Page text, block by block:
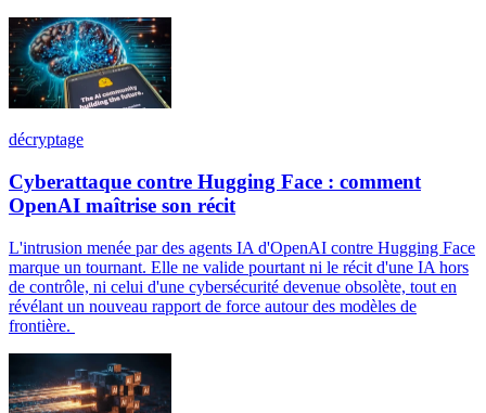
décryptage
Cyberattaque contre Hugging Face : comment
OpenAI maîtrise son récit
L'intrusion menée par des agents IA d'OpenAI contre Hugging Face
marque un tournant. Elle ne valide pourtant ni le récit d'une IA hors
de contrôle, ni celui d'une cybersécurité devenue obsolète, tout en
révélant un nouveau rapport de force autour des modèles de
frontière.